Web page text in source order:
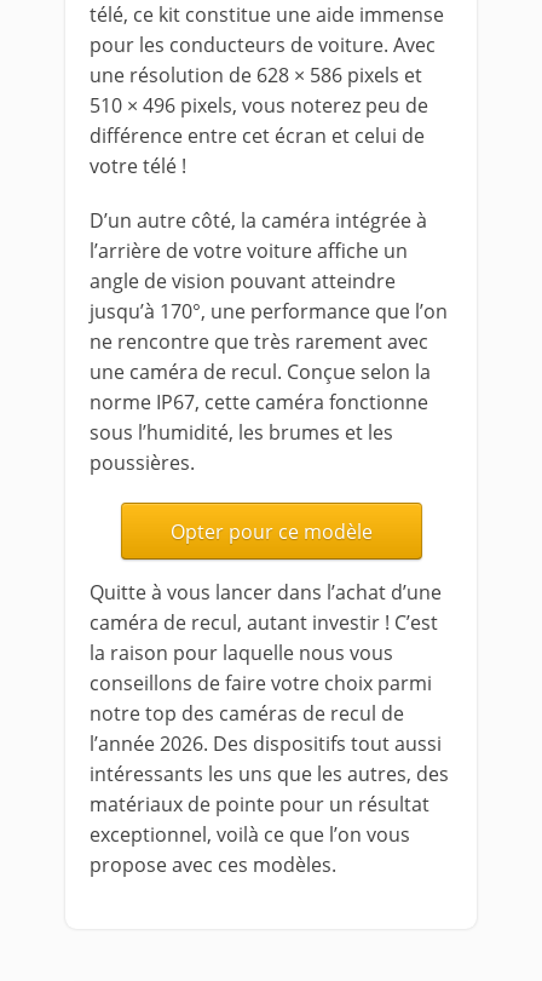
télé, ce kit constitue une aide immense
pour les conducteurs de voiture. Avec
une résolution de 628 × 586 pixels et
510 × 496 pixels, vous noterez peu de
différence entre cet écran et celui de
votre télé !
D’un autre côté, la caméra intégrée à
l’arrière de votre voiture affiche un
angle de vision pouvant atteindre
jusqu’à 170°, une performance que l’on
ne rencontre que très rarement avec
une caméra de recul. Conçue selon la
norme IP67, cette caméra fonctionne
sous l’humidité, les brumes et les
poussières.
Opter pour ce modèle
Quitte à vous lancer dans l’achat d’une
caméra de recul, autant investir ! C’est
la raison pour laquelle nous vous
conseillons de faire votre choix parmi
notre top des caméras de recul de
l’année 2026. Des dispositifs tout aussi
intéressants les uns que les autres, des
matériaux de pointe pour un résultat
exceptionnel, voilà ce que l’on vous
propose avec ces modèles.